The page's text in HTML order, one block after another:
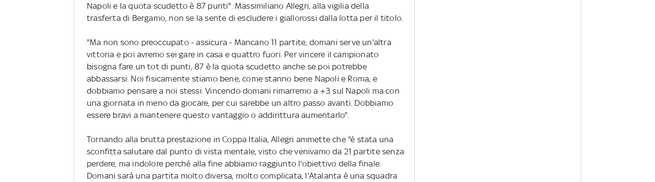
Napoli e la quota scudetto è 87 punti". Massimiliano Allegri, alla vigilia della
trasferta di Bergamo, non se la sente di escludere i giallorossi dalla lotta per il titolo.
"Ma non sono preoccupato - assicura - Mancano 11 partite, domani serve un'altra
vittoria e poi avremo sei gare in casa e quattro fuori. Per vincere il campionato
bisogna fare un tot di punti, 87 è la quota scudetto anche se poi potrebbe
abbassarsi. Noi fisicamente stiamo bene, come stanno bene Napoli e Roma, e
dobbiamo pensare a noi stessi. Vincendo domani rimarremo a +3 sul Napoli ma con
una giornata in meno da giocare, per cui sarebbe un altro passo avanti. Dobbiamo
essere bravi a mantenere questo vantaggio o addirittura aumentarlo".
Tornando alla brutta prestazione in Coppa Italia, Allegri ammette che "è stata una
sconfitta salutare dal punto di vista mentale, visto che venivamo da 21 partite senza
perdere, ma indolore perché alla fine abbiamo raggiunto l'obiettivo della finale.
Domani sarà una partita molto diversa, molto complicata, l'Atalanta è una squadra